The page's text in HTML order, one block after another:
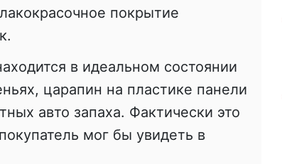
покрытие
в идеальном состоянии
царапин на пластике панели
авто запаха. Фактически это
мог бы увидеть в